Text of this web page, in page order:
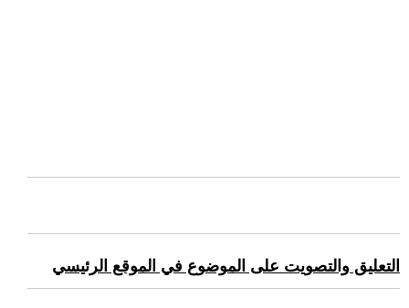
التعليق والتصويت على الموضوع في الموقع الرئيسي